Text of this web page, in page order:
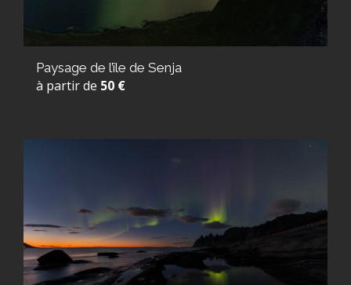
Paysage de l’île de Senja
à partir de 50 €